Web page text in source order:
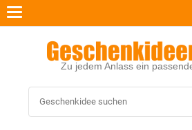
Zu jedem Anlass ein
Toggle
navigation